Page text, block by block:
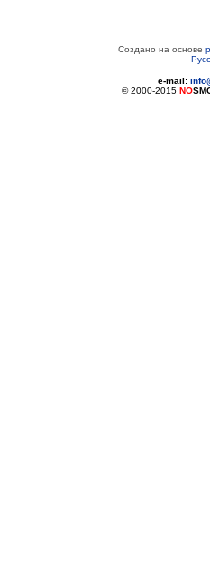
Создано на основе
e-mail:
© 2000-2015 NO